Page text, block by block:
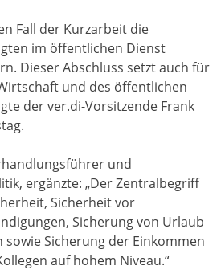
Fall der Kurzarbeit die
im öffentlichen Dienst
Dieser Abschluss setzt auch für
und des öffentlichen
der ver.di-Vorsitzende Frank
und
ergänzte: „Der Zentralbegriff
Sicherheit vor
Sicherung von Urlaub
Sicherung der Einkommen
auf hohem Niveau.“